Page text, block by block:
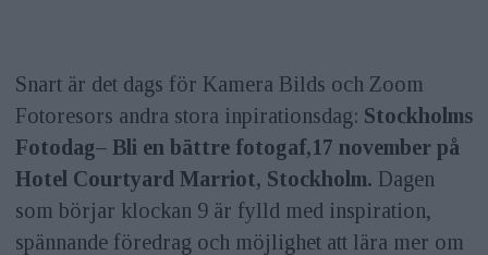
Snart är det dags för Kamera Bilds och Zoom
Fotoresors andra stora inpirationsdag: Stockholms
Fotodag– Bli en bättre fotogaf,17 november på
Hotel Courtyard Marriot, Stockholm. Dagen
som börjar klockan 9 är fylld med inspiration,
spännande föredrag och möjlighet att lära mer om